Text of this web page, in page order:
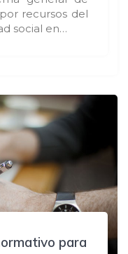
recursos del
social en…
para